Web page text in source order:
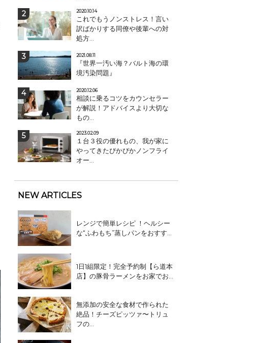
2020.10.14
これでもうノンストレス！言い
訳ばかりする同僚や後輩への対
処方...
2021.08.11
『世界一汚い海？バルト海の環
境汚染問題』
2020.12.06
相談に乗るコツをカウンセラー
が解説！アドバイスより大切な
もの...
2023.02.09
１台３役の優れもの、我が家に
やってきたぴかぴかノンフライ
オー...
NEW ARTICLES
レンジで簡単レシピ ！ヘルシー
な“ふわもち”蒸しパンをおすす...
1日1組限定！完全予約制【ら道本
店】の豚骨ラーメンをお家でお...
無添加の安全な食材で作られた
絶品！チーズピッツァ〜トリュ
フの...